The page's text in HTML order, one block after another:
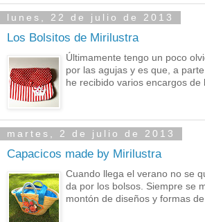
lunes, 22 de julio de 2013
Los Bolsitos de Mirilustra
Últimamente tengo un poco
por las agujas y es que, a
he recibido varios encargos de
martes, 2 de julio de 2013
Capacicos made by Mirilustra
Cuando llega el verano no se
da por los bolsos. Siempre se
montón de diseños y formas de